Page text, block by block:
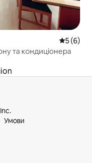
Середня
5 (6)
та кондиціонера
Умови